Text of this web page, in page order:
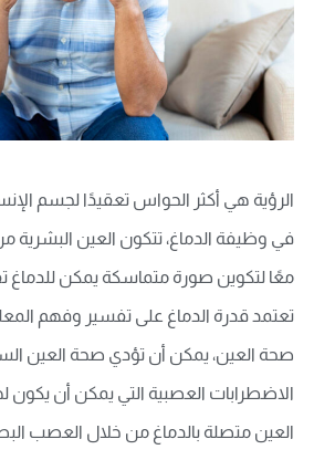
الرؤية هي أكثر الحواس تعقيدًا لجسم
في وظيفة الدماغ، تتكون العين
معًا لتكوين صورة متماسكة يمكن للدماغ
تعتمد قدرة الدماغ على تفسير وفهم
صحة العين، يمكن أن تؤدي صحة العين
الاضطرابات العصبية التي يمكن أن يكون
العين متصلة بالدماغ من خلال العصب